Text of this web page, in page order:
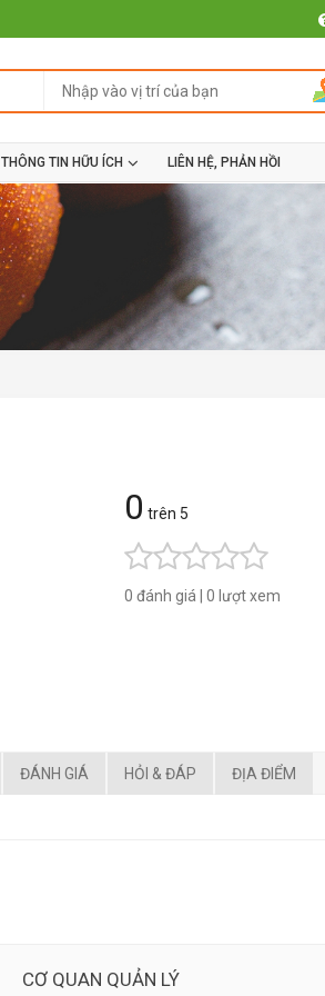
THÔNG TIN HỮU ÍCH LIÊN HỆ, PHẢN HỒI
0 trên 5
0 đánh giá 0 lượt xem
ĐÁNH GIÁ HỎI & ĐÁP ĐỊA ĐIỂM
CƠ QUAN QUẢN LÝ